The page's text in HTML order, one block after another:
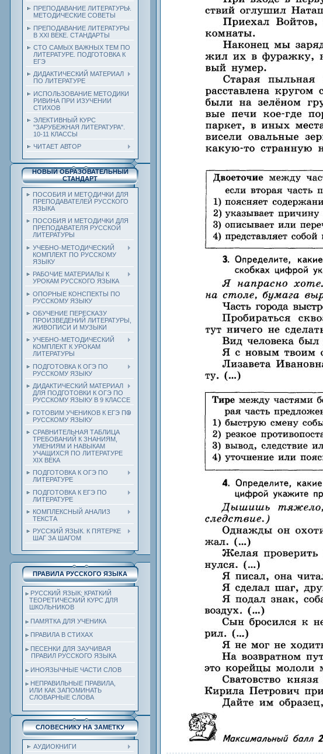
ПРЕПОДАВАНИЕ ЛИТЕРАТУРЫ.
МЕТОДИЧЕСКИЕ СОВЕТЫ
ПРЕПОДАВАНИЕ ЛИТЕРАТУРЫ
В XXI ВЕКЕ. СТАНДАРТЫ
СТО САМЫХ ВАЖНЫХ ТЕМ ПО
ЛИТЕРАТУРЕ. ПОДГОТОВКА К
ЕГЭ
ДИДАКТИЧЕСКИЙ МАТЕРИАЛ
ПО ЛИТЕРАТУРЕ
ИСПОЛЬЗОВАНИЕ МЕТОДИКИ
РИВИНА ПРИ ИЗУЧЕНИИ
СТИХОВ
ЭЛЕКТИВНЫЙ КУРС
"ЗАРУБЕЖНАЯ ЛИТЕРАТУРА".
10-11 КЛАССЫ
ЧИТАЕТ АВТОР
НОВЫЙ ОБРАЗОВАТЕЛЬНЫЙ
СТАНДАРТ
ПОСОБИЯ И МЕТОДИЧКИ ДЛЯ
ПРЕПОДАВАТЕЛЕЙ РУССКОГО
ЯЗЫКА
ПОСОБИЯ И МЕТОДИЧКИ ДЛЯ
ПРЕПОДАВАТЕЛЯ РУССКОЙ
ЛИТЕРАТУРЫ
УЧЕБНО-МЕТОДИЧЕСКИЙ
КОМПЛЕКТ ПО РУССКОМУ
ЯЗЫКУ
РАБОЧИЕ МАТЕРИАЛЫ К
УРОКАМ РУССКОГО ЯЗЫКА
ОПОРНЫЕ КОНСПЕКТЫ ПО
РУССКОМУ ЯЗЫКУ
ОБУЧЕНИЕ ПЕРЕСКАЗУ
ПРОИЗВЕДЕНИЙ ЛИТЕРАТУРЫ,
ЖИВОПИСИ И МУЗЫКИ
УЧЕБНО-МЕТОДИЧЕСКИЙ
КОМПЛЕКТ К УРОКАМ
ЛИТЕРАТУРЫ
ПОДГОТОВКА К ОГЭ ПО
РУССКОМУ ЯЗЫКУ
ДИДАКТИЧЕСКИЙ МАТЕРИАЛ
ДЛЯ ПОДГОТОВКИ К ОГЭ ПО
РУССКОМУ ЯЗЫКУ В 9 КЛАССЕ
ГОТОВИМ УЧЕНИКОВ К ЕГЭ ПО
РУССКОМУ ЯЗЫКУ
СРАВНИТЕЛЬНАЯ ТАБЛИЦА
ТРЕБОВАНИЙ К ЗНАНИЯМ,
УМЕНИЯМ И НАВЫКАМ
УЧАЩИХСЯ ПО ЛИТЕРАТУРЕ
ХIХ ВЕКА
ПОДГОТОВКА К ОГЭ ПО
ЛИТЕРАТУРЕ
ПОДГОТОВКА К ЕГЭ ПО
ЛИТЕРАТУРЕ
КОМПЛЕКСНЫЙ АНАЛИЗ
ТЕКСТА
РУССКИЙ ЯЗЫК. К ПЯТЕРКЕ
ШАГ ЗА ШАГОМ
ПРАВИЛА РУССКОГО ЯЗЫКА
РУССКИЙ ЯЗЫК: КРАТКИЙ
ТЕОРЕТИЧЕСКИЙ КУРС ДЛЯ
ШКОЛЬНИКОВ
ПАМЯТКА ДЛЯ УЧЕНИКА
ПРАВИЛА В СТИХАХ
ПЕСЕНКИ ДЛЯ ЗАУЧИВАЯ
ПРАВИЛ РУССКОГО ЯЗЫКА
ИНОЯЗЫЧНЫЕ ЧАСТИ СЛОВ
НЕПРАВИЛЬНЫЕ ПРАВИЛА,
ИЛИ КАК ЗАПОМИНАТЬ
СЛОВАРНЫЕ СЛОВА
СЛОВЕСНИКУ НА ЗАМЕТКУ
АУДИОКНИГИ